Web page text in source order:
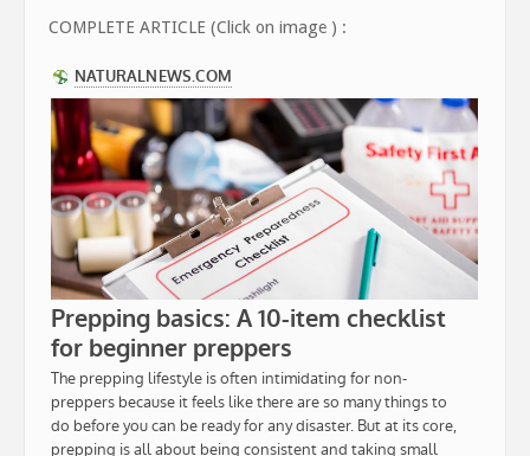
COMPLETE ARTICLE (Click on image ) :